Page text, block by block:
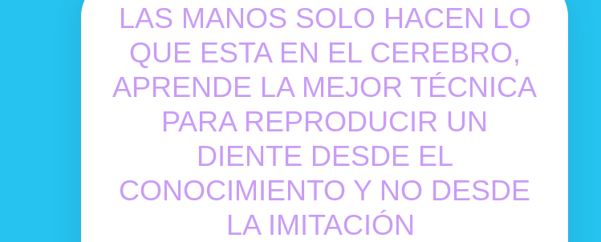
LAS MANOS SOLO HACEN LO
QUE ESTA EN EL CEREBRO,
APRENDE LA MEJOR TÉCNICA
PARA REPRODUCIR UN
DIENTE DESDE EL
CONOCIMIENTO Y NO DESDE
LA IMITACIÓN